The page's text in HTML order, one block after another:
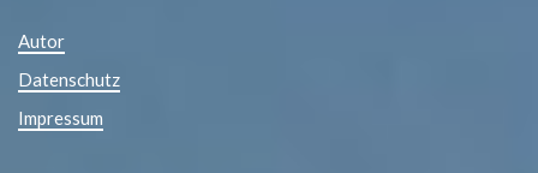
Autor
Datenschutz
Impressum